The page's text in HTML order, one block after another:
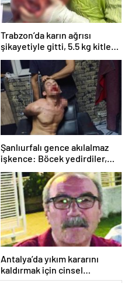
Trabzon’da karın ağrısı
şikayetiyle gitti, 5.5 kg kitle
çıktı
Şanlıurfalı gence akılalmaz
işkence: Böcek yedirdiler,
Antalya’da yıkım kararını
kaldırmak için cinsel